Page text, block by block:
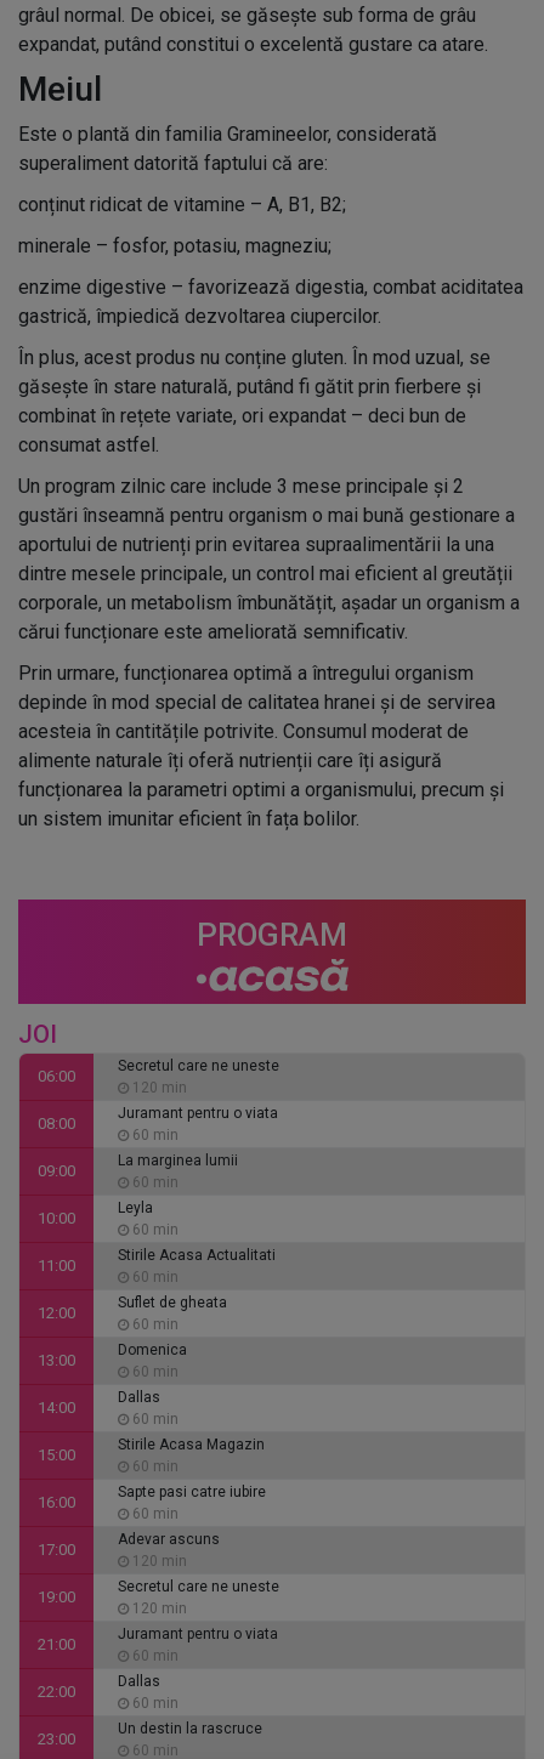
grâul normal. De obicei, se găsește sub forma de grâu
expandat, putând constitui o excelentă gustare ca atare.
Meiul
Este o plantă din familia Gramineelor, considerată
superaliment datorită faptului că are:
conținut ridicat de vitamine – A, B1, B2;
minerale – fosfor, potasiu, magneziu;
enzime digestive – favorizează digestia, combat aciditatea
gastrică, împiedică dezvoltarea ciupercilor.
În plus, acest produs nu conține gluten. În mod uzual, se
găsește în stare naturală, putând fi gătit prin fierbere și
combinat în rețete variate, ori expandat – deci bun de
consumat astfel.
Un program zilnic care include 3 mese principale și 2
gustări înseamnă pentru organism o mai bună gestionare a
aportului de nutrienți prin evitarea supraalimentării la una
dintre mesele principale, un control mai eficient al greutății
corporale, un metabolism îmbunătățit, așadar un organism a
cărui funcționare este ameliorată semnificativ.
Prin urmare, funcționarea optimă a întregului organism
depinde în mod special de calitatea hranei și de servirea
acesteia în cantitățile potrivite. Consumul moderat de
alimente naturale îți oferă nutrienții care îți asigură
funcționarea la parametri optimi a organismului, precum și
un sistem imunitar eficient în fața bolilor.
PROGRAM
JOI
06:00
Secretul care ne uneste
120 min
08:00
Juramant pentru o viata
60 min
09:00
La marginea lumii
60 min
10:00
Leyla
60 min
11:00
Stirile Acasa Actualitati
60 min
12:00
Suflet de gheata
60 min
13:00
Domenica
60 min
14:00
Dallas
60 min
15:00
Stirile Acasa Magazin
60 min
16:00
Sapte pasi catre iubire
60 min
17:00
Adevar ascuns
120 min
19:00
Secretul care ne uneste
120 min
21:00
Juramant pentru o viata
60 min
22:00
Dallas
60 min
23:00
Un destin la rascruce
60 min